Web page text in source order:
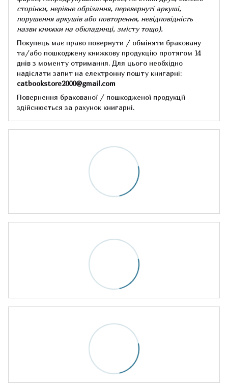
сторінки, нерівне обрізання, перевернуті аркуші,
порушення аркушів або повторення, невідповідність
назви книжки на обкладинці, змісту тощо).
Покупець має право повернути / обміняти браковану
та/або пошкоджену книжкову продукцію протягом 14
днів з моменту отримання. Для цього необхідно
надіслати запит на електронну пошту книгарні:
catbookstore2000@gmail.com
Повернення бракованої / пошкодженої продукції
здійснюється за рахунок книгарні.